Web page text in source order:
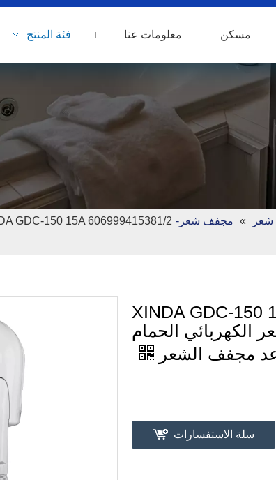
مسكن معلومات عنا فئة المنتج
» مجفف شعر-OEM
XINDA GDC-150
الكهربائي الحمام
مجفف الشعر
سلة الاستفسارات